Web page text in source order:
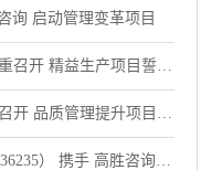
询 启动管理变革项目
召开 精益生产项目誓师
开 品质管理提升项目启
） 携手 高胜咨询｜